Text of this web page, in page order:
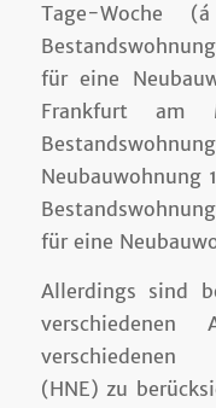
Tage-Woche
für eine
Frankfurt
Neubauwohnung
für eine
Allerdings sind
verschiedenen
verschiedenen
(HNE) zu